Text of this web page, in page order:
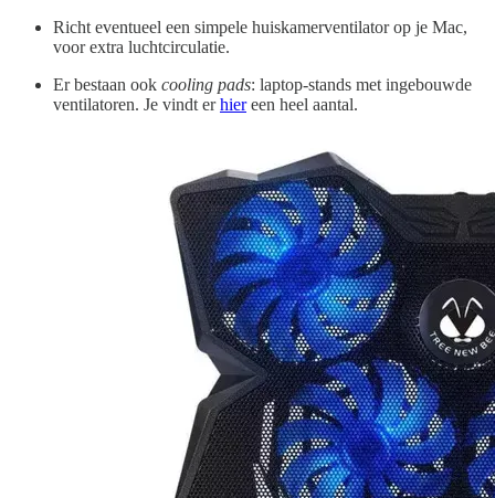
Richt eventueel een simpele huiskamerventilator op je Mac,
voor extra luchtcirculatie.
Er bestaan ook cooling pads: laptop-stands met ingebouwde
ventilatoren. Je vindt erhiereen heel aantal.